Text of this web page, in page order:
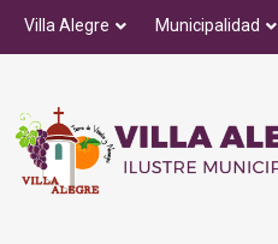
Villa Alegre Municipalidad